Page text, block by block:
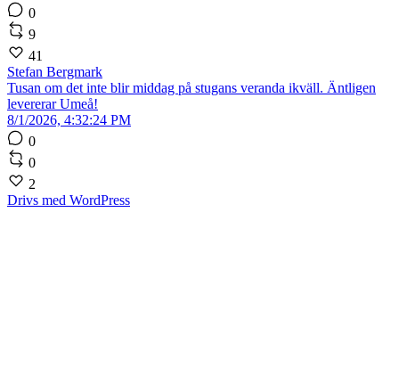
0
9
41
Stefan Bergmark
Tusan om det inte blir middag på stugans veranda ikväll. Äntligen
levererar Umeå!
8/1/2026, 4:32:24 PM
0
0
2
Drivs med WordPress